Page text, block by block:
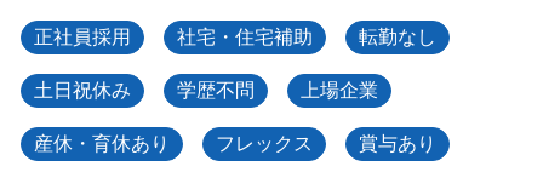
正社員採用 社宅・住宅補助 転勤なし
土日祝休み 学歴不問 上場企業
産休・育休あり フレックス 賞与あり